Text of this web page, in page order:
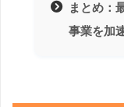
まとめ：
事業を加